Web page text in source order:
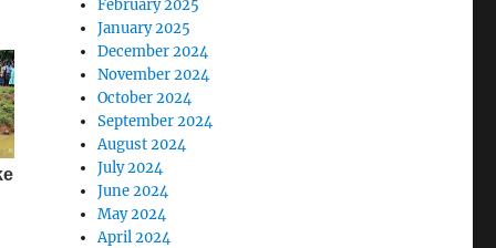
February 2025
January 2025
December 2024
November 2024
October 2024
September 2024
August 2024
July 2024
June 2024
May 2024
April 2024